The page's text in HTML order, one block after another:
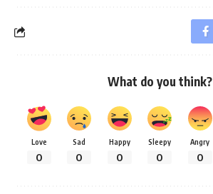
What do you think?
Love
0
Sad
0
Happy
0
Sleepy
0
Angry
0